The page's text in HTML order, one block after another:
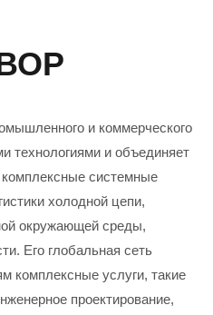
и коммерческого
технологиями и объединяет
системные
холодной цепи,
окружающей среды,
Его глобальная сеть
комплексные услуги, такие
проектирование,